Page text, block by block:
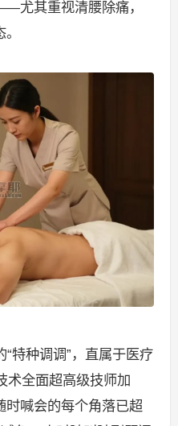
尤其重视清腰除痛，
特种调调”，直属于医疗
术全面超高级技师加
时喊会的每个角落已超